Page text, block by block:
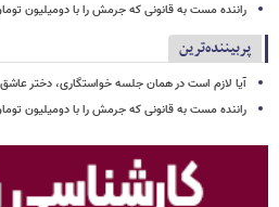
راننده مست به قانونی که جرمش را با دومیلیون
پربیننده‌ترین
آیا لازم است در همان جلسه خواستگاری، دختر
راننده مست به قانونی که جرمش را با دومیلیون